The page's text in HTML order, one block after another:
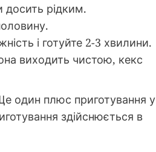
досить рідким.
і готуйте 2-3 хвилини.
виходить чистою, кекс
один плюс приготування у
здійснюється в